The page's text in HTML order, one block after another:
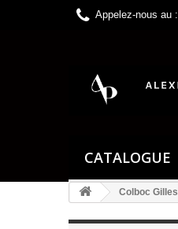
Appelez-nous au :
CATALOGUE
Colboc Gilles